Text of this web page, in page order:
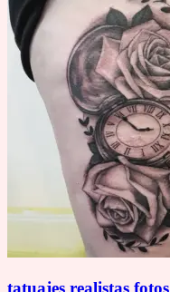
tatuajes realistas fotos